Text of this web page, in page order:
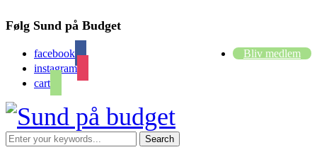
Følg Sund på Budget
facebook
instagram
cart
Bliv medlem